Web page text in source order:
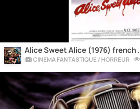
Alice Sweet Alice (1976) french .
CINÉMA FANTASTIQUE / HORREUR